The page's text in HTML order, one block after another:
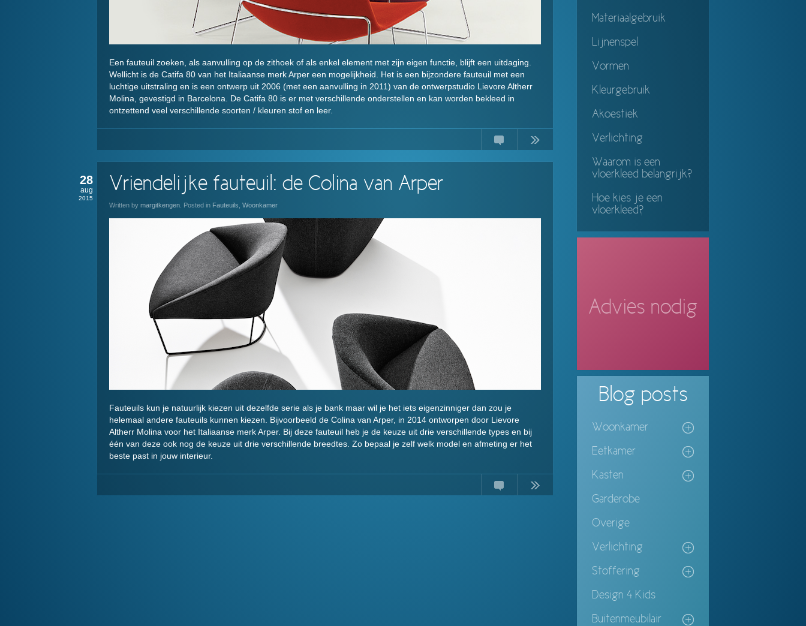
Een fauteuil zoeken, als aanvulling op de zithoek of als enkel element met zijn eigen functie, blijft een uitdaging.
Wellicht is de Catifa 80 van het Italiaanse merk Arper een mogelijkheid. Het is een bijzondere fauteuil met een
luchtige uitstraling en is een ontwerp uit 2006 (met een aanvulling in 2011) van de ontwerpstudio Lievore Altherr
Molina, gevestigd in Barcelona. De Catifa 80 is er met verschillende onderstellen en kan worden bekleed in
ontzettend veel verschillende soorten / kleuren stof en leer.
Continue
Reading
Comments
28
aug
2015
Vriendelijke fauteuil: de Colina van Arper
Written by margitkengen . Posted in Fauteuils Woonkamer
Fauteuils kun je natuurlijk kiezen uit dezelfde serie als je bank maar wil je het iets eigenzinniger dan zou je
helemaal andere fauteuils kunnen kiezen. Bijvoorbeeld de Colina van Arper, in 2014 ontworpen door Lievore
Altherr Molina voor het Italiaanse merk Arper. Bij deze fauteuil heb je de keuze uit drie verschillende types en bij
één van deze ook nog de keuze uit drie verschillende breedtes. Zo bepaal je zelf welk model en afmeting er het
beste past in jouw interieur.
Materiaalgebruik
Lijnenspel
Vormen
Kleurgebruik
Akoestiek
Verlichting
Waarom is een
vloerkleed belangrijk?
Hoe kies je een
vloerkleed?
Advies nodig
Blog posts
Woonkamer
Eetkamer
Kasten
Garderobe
Overige
Verlichting
Stoffering
Design 4 Kids
Buitenmeubilair